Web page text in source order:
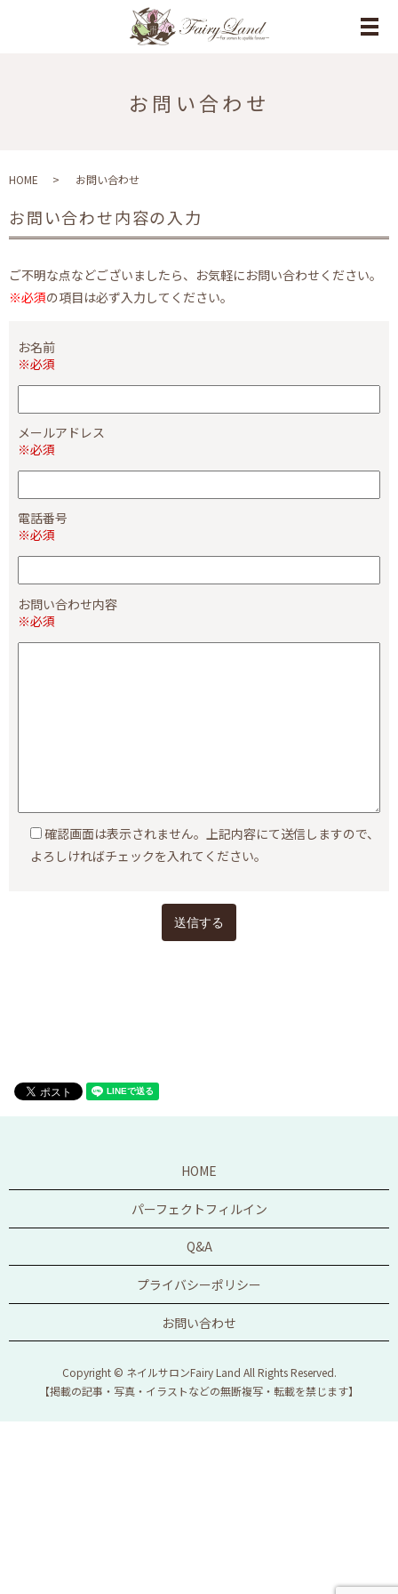
メ
お問い合わせ
HOME お問い合わせ
お問い合わせ内容の入力
ご不明な点などございましたら、お気軽にお問い合わせください。
※必須の項目は必ず入力してください。
お名前
※必須
メールアドレス
※必須
電話番号
※必須
お問い合わせ内容
※必須
確認画面は表示されません。上記内容にて送信しますので、
よろしければチェックを入れてください。
HOME
パーフェクトフィルイン
Q&A
プライバシーポリシー
お問い合わせ
Copyright © ネイルサロンFairy Land All Rights Reserved.
【掲載の記事・写真・イラストなどの無断複写・転載を禁じます】